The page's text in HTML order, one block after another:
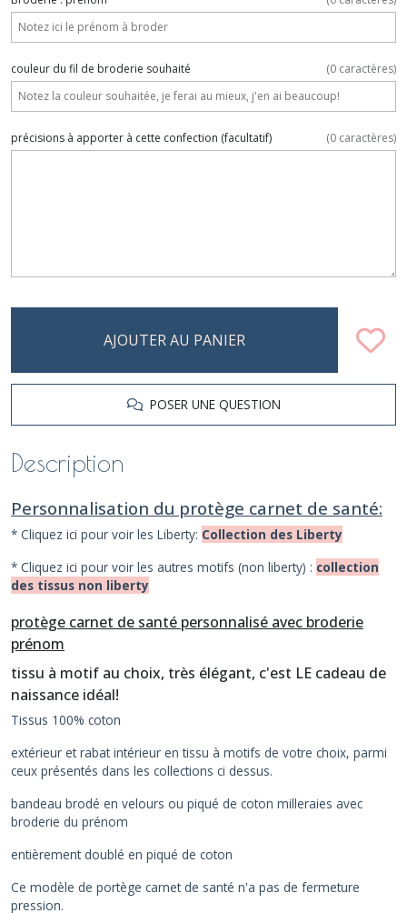
couleur du fil de broderie souhaité (0 caractères)
précisions à apporter à cette confection (facultatif) (0 caractères)
AJOUTER AU PANIER
POSER UNE QUESTION
Description
Personnalisation du protège carnet de santé:
* Cliquez ici pour voir les Liberty: Collection des Liberty
* Cliquez ici pour voir les autres motifs (non liberty) : collection
des tissus non liberty
protège carnet de santé personnalisé avec broderie
prénom
tissu à motif au choix, très élégant, c'est LE cadeau de
naissance idéal!
Tissus 100% coton
extérieur et rabat intérieur en tissu à motifs de votre choix, parmi
ceux présentés dans les collections ci dessus.
bandeau brodé en velours ou piqué de coton milleraies avec
broderie du prénom
entièrement doublé en piqué de coton
Ce modèle de portège carnet de santé n'a pas de fermeture
pression.